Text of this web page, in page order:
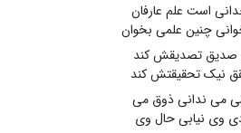
است علم عارفان
چنین علمی بخوان
صدیق تصدیقش کند
نیک تحقیقتش کند
می ندانی ذوق می
وی نیابی حال وی